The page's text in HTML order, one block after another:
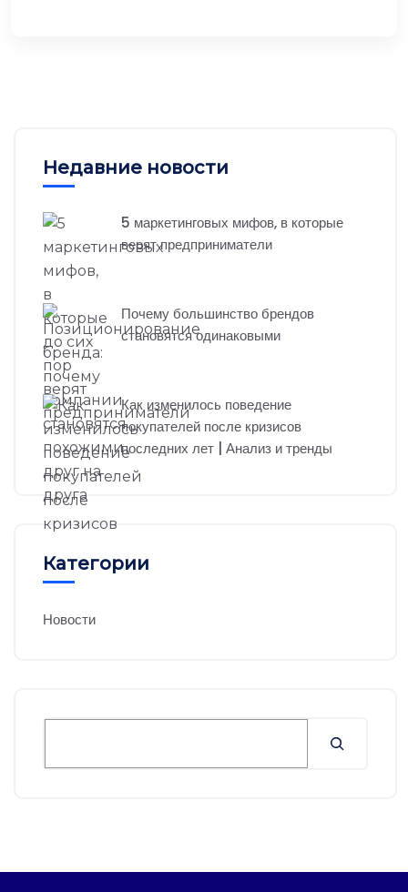
Недавние новости
5 маркетинговых мифов, в которые
верят предприниматели
Почему большинство брендов
становятся одинаковыми
Как изменилось поведение
покупателей после кризисов
последних лет | Анализ и тренды
Категории
Новости